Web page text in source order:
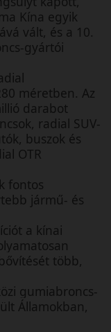
Kína egyik
vált, és a 10.
gyártói
méretben. Az
darabot
radial SUV-
buszok és
OTR
fontos
jármű- és
a kínai
több,
gumiabroncs-
Államokban,